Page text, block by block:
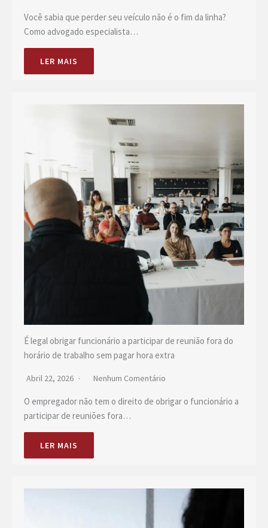
Você sabia que perder seu veículo não é o fim da linha?
Como advogado especialista…
LER MAIS
É legal obrigar funcionário a participar de reunião fora do
horário de trabalho sem pagar hora extra
Abril 22, 2026 Nenhum Comentário
O empregador não tem o direito de obrigar o funcionário a
participar de reuniões fora…
LER MAIS